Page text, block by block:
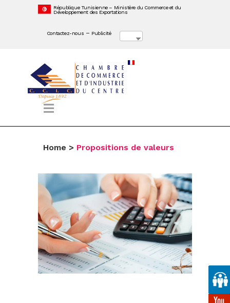
République Tunisienne – Ministère du Commerce et du
Développement des Exportations
Contactez-nous – Publicité
Home > Propositions de valeurs